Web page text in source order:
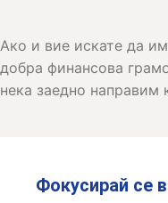
Ако и вие искате да
добра финансова
нека заедно направим
Фокусирай се